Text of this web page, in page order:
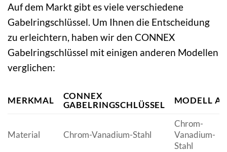
Auf dem Markt gibt es viele verschiedene
Gabelringschlüssel. Um Ihnen die Entscheidung
zu erleichtern, haben wir den CONNEX
Gabelringschlüssel mit einigen anderen Modellen
verglichen:
MERKMAL
CONNEX
GABELRINGSCHLÜSSEL
MODELL A
Material Chrom-Vanadium-Stahl
Chrom-
Vanadium-
Stahl